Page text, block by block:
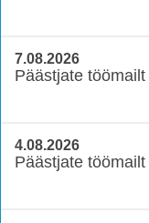
7.08.2026
Päästjate töömailt
4.08.2026
Päästjate töömailt